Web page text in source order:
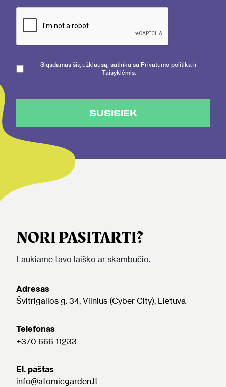
Siųsdamas šią užklausą, sutinku su Privatumo politika ir
Taisyklėmis.
SUSISIEK
NORI PASITARTI?
Laukiame tavo laiško ar skambučio.
Adresas
Švitrigailos g. 34, Vilnius (Cyber City), Lietuva
Telefonas
+370 666 11233
El. paštas
info@atomicgarden.lt